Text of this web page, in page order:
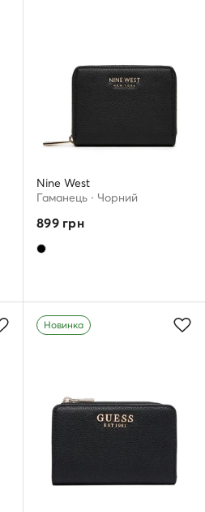
Nine West
Гаманець · Чорний
899грн
Новинка